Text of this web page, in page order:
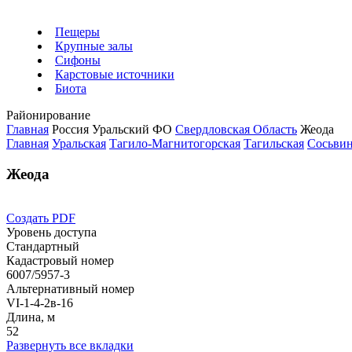
Пещеры
Крупные залы
Сифоны
Карстовые источники
Биота
Районирование
Главная Россия Уральский ФО Свердловская Область Жеода
Главная Уральская Тагило-Магнитогорская Тагильская
Жеода
Создать PDF
Уровень доступа
Стандартный
Кадастровый номер
6007/5957-3
Альтернативный номер
VI-1-4-2в-16
Длина, м
52
Развернуть все вкладки